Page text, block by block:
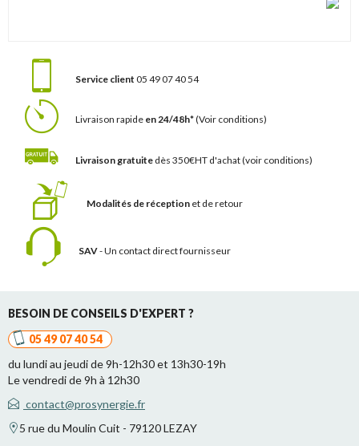
Service client 05 49 07 40 54
Livraison rapide en 24/48h*(Voir conditions)
Livraison gratuite dès 350€HT d'achat(voir conditions)
Modalités de réception et de retour
SAV- Un contact direct fournisseur
BESOIN DE CONSEILS D'EXPERT ?
05 49 07 40 54
du lundi au jeudi de 9h-12h30 et 13h30-19h
Le vendredi de 9h à 12h30
contact@prosynergie.fr
5 rue du Moulin Cuit - 79120 LEZAY